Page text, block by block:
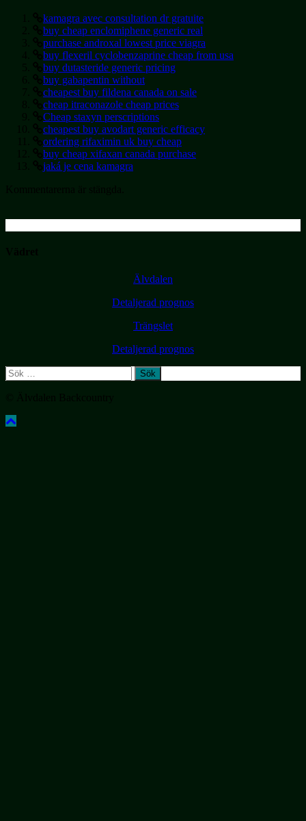
kamagra avec consultation dr gratuite
buy cheap enclomiphene generic real
purchase androxal lowest price viagra
buy flexeril cyclobenzaprine cheap from usa
buy dutasteride generic pricing
buy gabapentin without
cheapest buy fildena canada on sale
cheap itraconazole cheap prices
Cheap staxyn perscriptions
cheapest buy avodart generic efficacy
ordering rifaximin uk buy cheap
buy cheap xifaxan canada purchase
jaká je cena kamagra
Älvdalen
Detaljerad prognos
Trängslet
Detaljerad prognos
Sök
efter: